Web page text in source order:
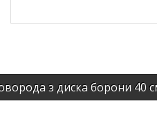
з диска борони 40